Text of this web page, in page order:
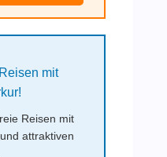
mit
Reisen mit
attraktiven